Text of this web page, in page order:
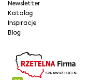
Newsletter
Katalog
Inspiracje
Blog